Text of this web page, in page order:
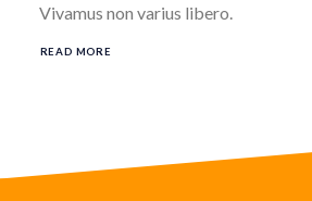
Vivamus non varius libero.
READ MORE